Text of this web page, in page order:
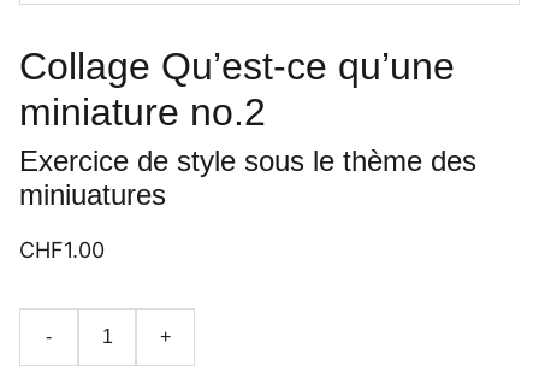
Collage Qu’est-ce qu’une
miniature no.2
Exercice de style sous le thème des
miniuatures
CHF1.00
- +